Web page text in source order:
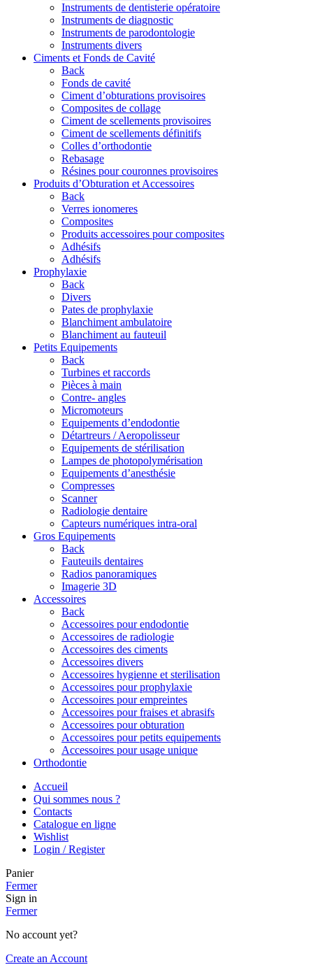
Instruments de dentisterie opératoire
Instruments de diagnostic
Instruments de parodontologie
Instruments divers
Ciments et Fonds de Cavité
Back
Fonds de cavité
Ciment d’obturations provisoires
Composites de collage
Ciment de scellements provisoires
Ciment de scellements définitifs
Colles d’orthodontie
Rebasage
Résines pour couronnes provisoires
Produits d’Obturation et Accessoires
Back
Verres ionomeres
Composites
Produits accessoires pour composites
Adhésifs
Adhésifs
Prophylaxie
Back
Divers
Pates de prophylaxie
Blanchiment ambulatoire
Blanchiment au fauteuil
Petits Equipements
Back
Turbines et raccords
Pièces à main
Contre- angles
Micromoteurs
Equipements d’endodontie
Détartreurs / Aeropolisseur
Equipements de stérilisation
Lampes de photopolymérisation
Equipements d’anesthésie
Compresses
Scanner
Radiologie dentaire
Capteurs numériques intra-oral
Gros Equipements
Back
Fauteuils dentaires
Radios panoramiques
Imagerie 3D
Accessoires
Back
Accessoires pour endodontie
Accessoires de radiologie
Accessoires des ciments
Accessoires divers
Accessoires hygienne et sterilisation
Accessoires pour prophylaxie
Accessoires pour empreintes
Accessoires pour fraises et abrasifs
Accessoires pour obturation
Accessoires pour petits equipements
Accessoires pour usage unique
Orthodontie
Accueil
Qui sommes nous ?
Contacts
Catalogue en ligne
Wishlist
Login / Register
Panier
Fermer
Sign in
Fermer
No account yet?
Create an Account